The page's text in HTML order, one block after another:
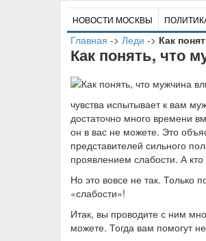
НОВОСТИ МОСКВЫ
Главная -> Леди -> Как
Как понять, что
чувства испытывает к вам
достаточно много времени
он в вас не можете. Это
представителей сильного
проявлением слабости. А
Но это вовсе не так. Только
«слабости»!
Итак, вы проводите с ним
можете. Тогда вам помогут